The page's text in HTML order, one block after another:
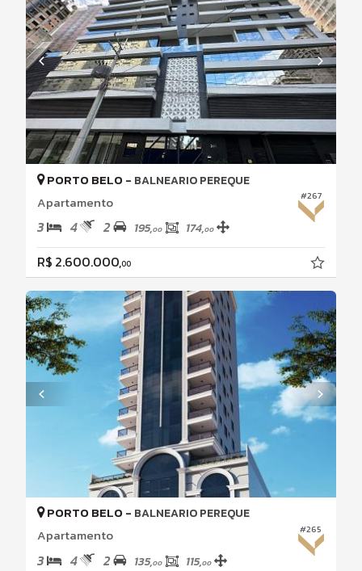
#267
PORTO BELO - BALNEARIO PEREQUE
Apartamento
3 4 2 195,00 174,00
R$ 2.600.000,00
#265
PORTO BELO - BALNEARIO PEREQUE
Apartamento
3 4 2 135,00 115,00